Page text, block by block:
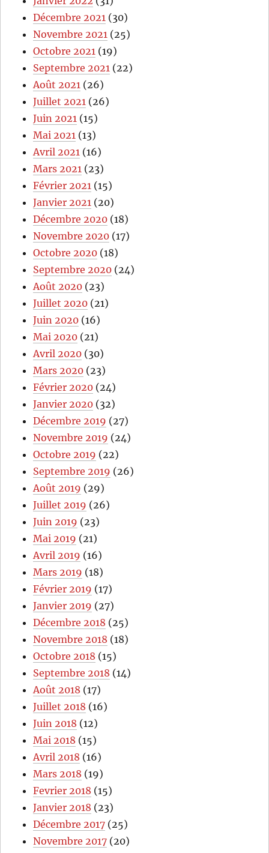
Décembre 2021 (30)
Novembre 2021 (25)
Octobre 2021 (19)
Septembre 2021 (22)
Août 2021 (26)
Juillet 2021 (26)
Juin 2021 (15)
Mai 2021 (13)
Avril 2021 (16)
Mars 2021 (23)
Février 2021 (15)
Janvier 2021 (20)
Décembre 2020 (18)
Novembre 2020 (17)
Octobre 2020 (18)
Septembre 2020 (24)
Août 2020 (23)
Juillet 2020 (21)
Juin 2020 (16)
Mai 2020 (21)
Avril 2020 (30)
Mars 2020 (23)
Février 2020 (24)
Janvier 2020 (32)
Décembre 2019 (27)
Novembre 2019 (24)
Octobre 2019 (22)
Septembre 2019 (26)
Août 2019 (29)
Juillet 2019 (26)
Juin 2019 (23)
Mai 2019 (21)
Avril 2019 (16)
Mars 2019 (18)
Février 2019 (17)
Janvier 2019 (27)
Décembre 2018 (25)
Novembre 2018 (18)
Octobre 2018 (15)
Septembre 2018 (14)
Août 2018 (17)
Juillet 2018 (16)
Juin 2018 (12)
Mai 2018 (15)
Avril 2018 (16)
Mars 2018 (19)
Fevrier 2018 (15)
Janvier 2018 (23)
Décembre 2017 (25)
Novembre 2017 (20)